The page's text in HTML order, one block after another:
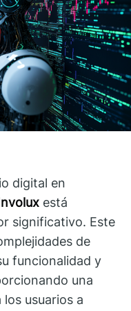
digital en
está
significativo. Este
de
funcionalidad y
una
usuarios a